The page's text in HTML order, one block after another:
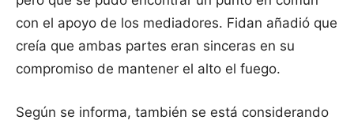
con el apoyo de los mediadores. Fidan añadió que
creía que ambas partes eran sinceras en su
compromiso de mantener el alto el fuego.
Según se informa, también se está considerando